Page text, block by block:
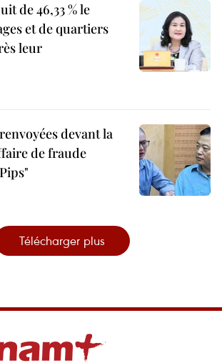
de 46,33 % le
et de quartiers
leur
devant la
de fraude
Télécharger plus